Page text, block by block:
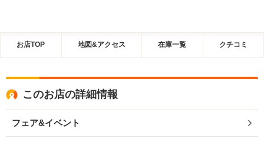
お店TOP 地図&アクセス 在庫一覧 クチコミ
このお店の詳細情報
フェア&イベント